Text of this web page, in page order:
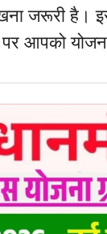
जरूरी
आपको